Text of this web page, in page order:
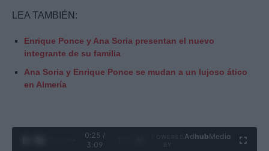
LEA TAMBIÉN:
Enrique Ponce y Ana Soria presentan el nuevo
integrante de su familia
Ana Soria y Enrique Ponce se mudan a un lujoso ático
en Almería
0:26 /
3:09
Ad hubMedia